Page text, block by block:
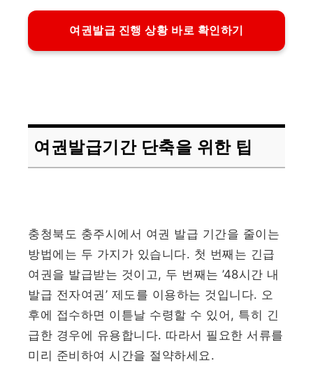
여권발급 진행 상황 바로 확인하기
여권발급기간 단축을 위한 팁
충청북도 충주시에서 여권 발급 기간을 줄이는
방법에는 두 가지가 있습니다. 첫 번째는 긴급
여권을 발급받는 것이고, 두 번째는 ’48시간 내
발급 전자여권’ 제도를 이용하는 것입니다. 오
후에 접수하면 이튿날 수령할 수 있어, 특히 긴
급한 경우에 유용합니다. 따라서 필요한 서류를
미리 준비하여 시간을 절약하세요.